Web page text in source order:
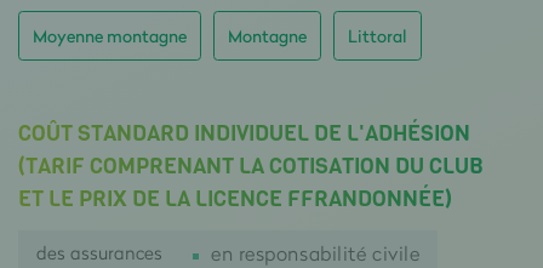
Moyenne montagne Montagne Littoral
COÛT STANDARD INDIVIDUEL DE L'ADHÉSION
(TARIF COMPRENANT LA COTISATION DU CLUB
ET LE PRIX DE LA LICENCE FFRANDONNÉE)
des assurances
en responsabilité civile